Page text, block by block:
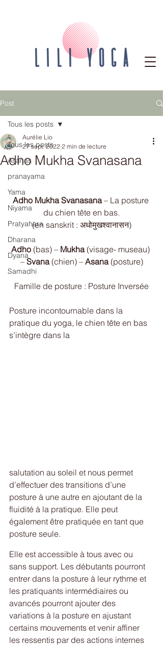
Post
Tous les posts
Asanas
pranayama
Yama
Niyama
Pratyahara
Dharana
Dyana
Samadhi
Tous les posts
Adho Mukha Svanasana
Aurélie Lio
27 sept. 2022 2 min de lecture
Adho Mukha Svanasana – La posture
du chien tête en bas.
(en sanskrit : अधोमुखश्वानासन)
Adho (bas) – Mukha (visage- museau)
– Svana (chien) – Asana (posture)
Famille de posture : Posture Inversée
Posture incontournable dans la
pratique du yoga, le chien tête en bas
s’intègre dans la
salutation au soleil et nous permet
d’effectuer des transitions d’une
posture à une autre en ajoutant de la
fluidité à la pratique. Elle peut
également être pratiquée en tant que
posture seule.
Elle est accessible à tous avec ou
sans support. Les débutants pourront
entrer dans la posture à leur rythme et
les pratiquants intermédiaires ou
avancés pourront ajouter des
variations à la posture en ajustant
certains mouvements et venir affiner
les ressentis par des actions internes